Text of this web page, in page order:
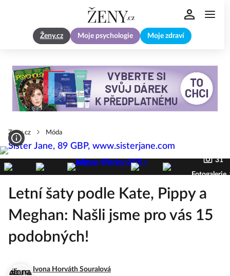
Ženy.cz Moje psychologie Moje zdraví
Zeny.cz Móda
31
Fotogalerie
Letní šaty podle Kate, Pippy a
Meghan: Našli jsme pro vás 15
podobných!
Ivona Horváth Souralová